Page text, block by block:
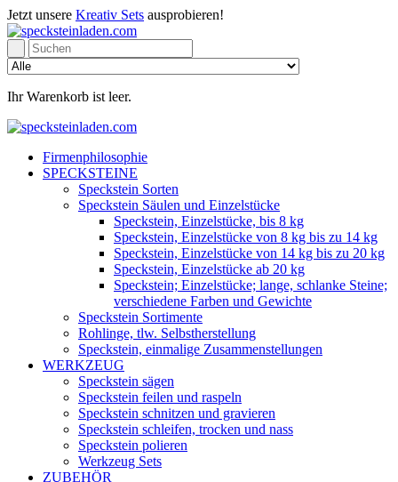
Jetzt unsere Kreativ Sets ausprobieren!
Ihr Warenkorb ist leer.
Firmenphilosophie
SPECKSTEINE
Speckstein Sorten
Speckstein Säulen und Einzelstücke
Speckstein, Einzelstücke, bis 8 kg
Speckstein, Einzelstücke von 8 kg bis zu 14 kg
Speckstein, Einzelstücke von 14 kg bis zu 20 kg
Speckstein, Einzelstücke ab 20 kg
Speckstein; Einzelstücke; lange, schlanke Steine;
verschiedene Farben und Gewichte
Speckstein Sortimente
Rohlinge, tlw. Selbstherstellung
Speckstein, einmalige Zusammenstellungen
WERKZEUG
Speckstein sägen
Speckstein feilen und raspeln
Speckstein schnitzen und gravieren
Speckstein schleifen, trocken und nass
Speckstein polieren
Werkzeug Sets
ZUBEHÖR